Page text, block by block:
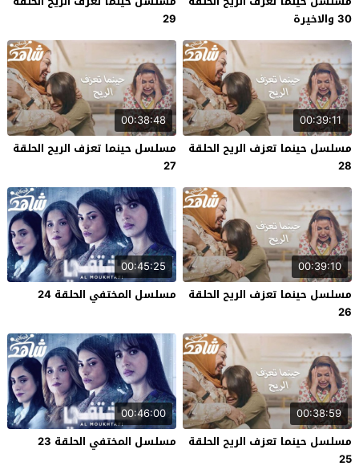
30 والاخيرة
29
00:39:11
مسلسل حينما تعزف الريح الحلقة
28
00:38:48
مسلسل حينما تعزف الريح الحلقة
27
00:39:10
مسلسل حينما تعزف الريح الحلقة
26
00:45:25
مسلسل المختفي الحلقة 24
00:38:59
مسلسل حينما تعزف الريح الحلقة
25
00:46:00
مسلسل المختفي الحلقة 23